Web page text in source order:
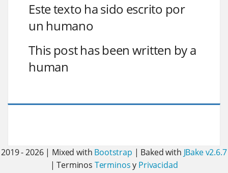
Este texto ha sido escrito por
un humano
This post has been written by a
human
2019 - 2026 | Mixed with Bootstrap | Baked with JBake v2.6.7
| Terminos Terminosy Privacidad